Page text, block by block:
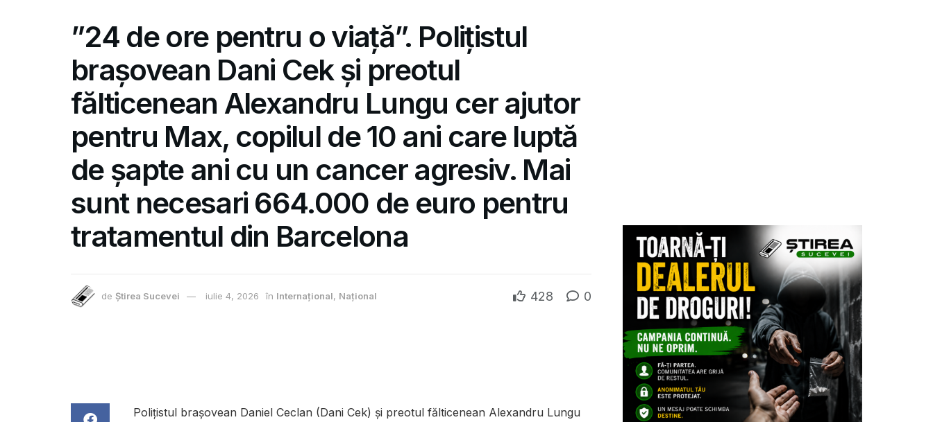
”24 de ore pentru o viață”. Polițistul
brașovean Dani Cek și preotul
fălticenean Alexandru Lungu cer ajutor
pentru Max, copilul de 10 ani care luptă
de șapte ani cu un cancer agresiv. Mai
sunt necesari 664.000 de euro pentru
tratamentul din Barcelona
de Știrea Sucevei iulie 4, 2026 în Internațional, Național 428 0
Polițistul brașovean Daniel Ceclan (Dani Cek) și preotul fălticenean Alexandru Lungu